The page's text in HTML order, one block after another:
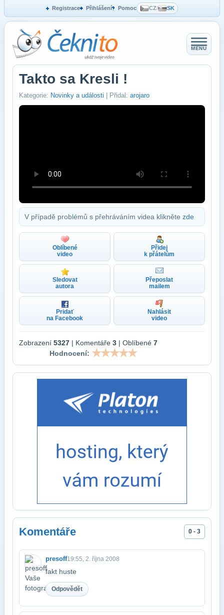
Registrace Přihlášení Pomoc CZ/ SK
MENU
Takto sa Kresli !
Kategorie: Novinky a události | Přidal: arojaro
V případě problémů s přehráváním videa klikněte zde
Oblíbené
video
Přidej
k přátelům
Sledovat
autora
Přeposlat
mailem
Pridať
na Facebook
Nahlásit
video
Zobrazení 5327 | Komentáře 3 | Oblíbené 7
Hodnocení:
Komentáře 0 - 3
presoff19:55, 2. října 2008
fakt huste
Odpovědět